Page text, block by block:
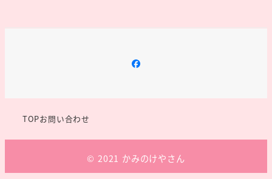
FaceBook
TOPお問い合わせ
© 2021 かみのけやさん